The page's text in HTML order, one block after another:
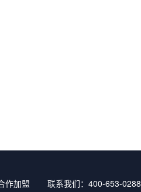
作加盟 联系我们：400-653-0288